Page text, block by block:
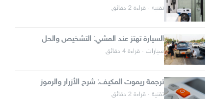
تقنية · قراءة 2 دقائق
السيارة تهتز عند المشي: التشخيص والحل
سيارات · قراءة 4 دقائق
ترجمة ريموت المكيف: شرح الأزرار والرموز
تقنية · قراءة 2 دقائق